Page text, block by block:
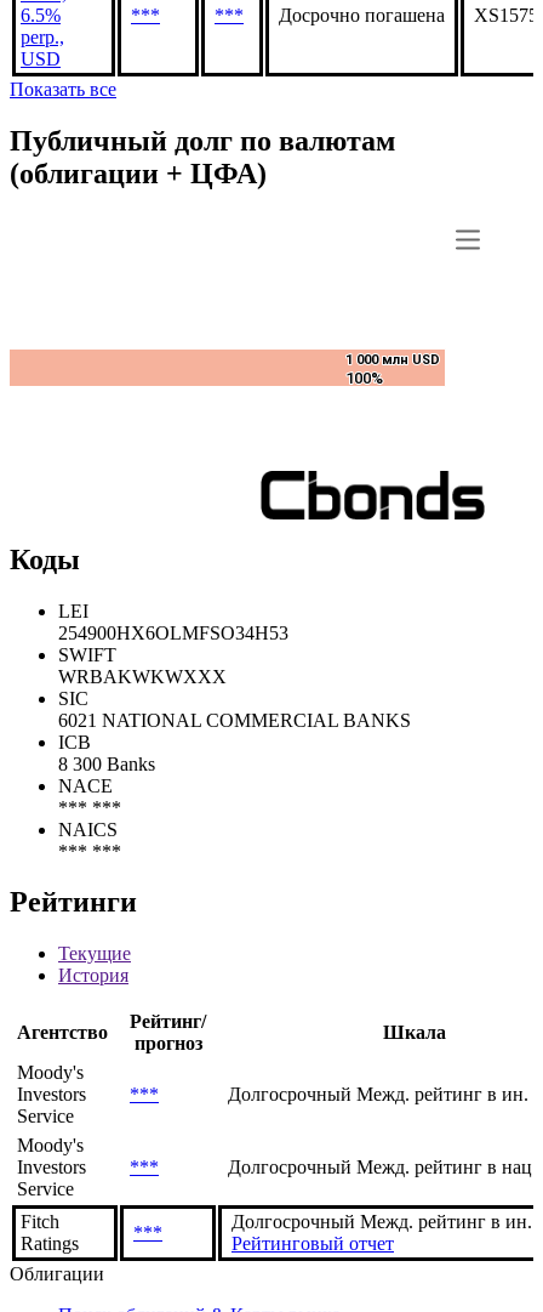
6.5%
perp.,
USD
*** *** Досрочно погашена
Показать все
Публичный долг по валютам
(облигации + ЦФА)
1 000 млн USD
100%
1 000 млн USD
100%
Коды
LEI
254900HX6OLMFSO34H53
SWIFT
WRBAKWKWXXX
SIC
6021 NATIONAL COMMERCIAL BANKS
ICB
8 300 Banks
NACE
*** ***
NAICS
*** ***
Рейтинги
Текущие
История
Агентство
Рейтинг/
прогноз
Шкала
Moody's
Investors
Service
*** Долгосрочный Межд. рейтинг в ин.
Moody's
Investors
Service
*** Долгосрочный Межд. рейтинг в нац.
Fitch
Ratings
***
Долгосрочный Межд. рейтинг в ин.
Рейтинговый отчет
Облигации